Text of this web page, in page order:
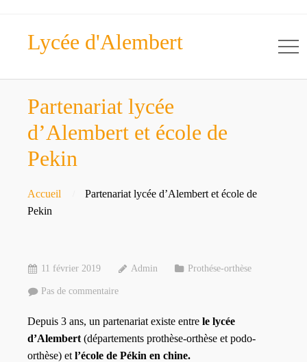
Lycée d'Alembert
Partenariat lycée
d’Alembert et école de
Pekin
Accueil
Partenariat lycée d’Alembert et école de
Pekin
11 février 2019 Admin Prothése-orthèse
Pas de commentaire
Depuis 3 ans, un partenariat existe entre le lycée
d’Alembert (départements prothèse-orthèse et podo-
orthèse) et l’école de Pékin en chine.